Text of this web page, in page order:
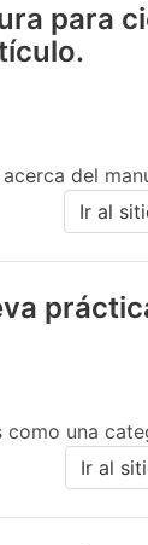
para
del
Ir al
una
Ir al